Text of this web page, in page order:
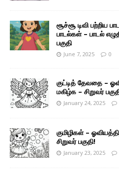
சூச்சூ டிவி பற்றிய
பாடல்கள் – பாடல்
பகுதி
June 7, 2025 0
குட்டித் தேவதை –
மகிழ்க – சிறுவர்
January 24, 2025
குமிழிகள் –
சிறுவர் பகுதி!
January 23, 2025